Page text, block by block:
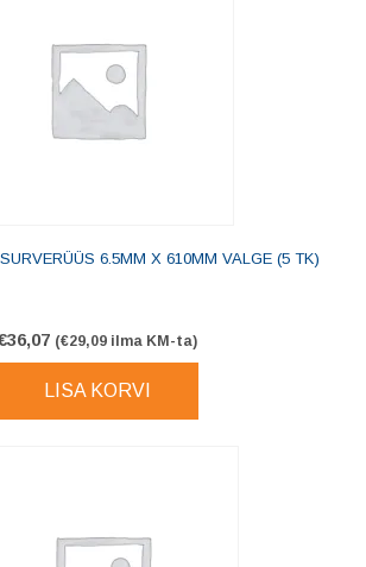
6.5MM X 610MM VALGE (5 TK)
36,07 (€29,09ilma KM-ta)
LISA KORVI